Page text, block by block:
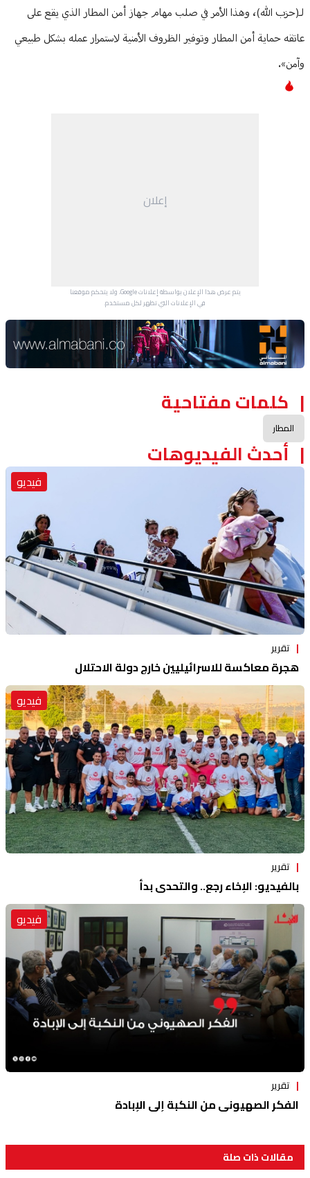
لـ(حزب الله)، وهذا الأمر في صلب مهام جهاز أمن المطار الذي يقع على
عاتقه حماية أمن المطار وتوفير الظروف الأمنية لاستمرار عمله بشكل طبيعي
وآمن».
إعلان
يتم عرض هذا الإعلان بواسطة إعلانات Google، ولا يتحكم موقعنا
في الإعلانات التي تظهر لكل مستخدم.
Advertisement Section
كلمات مفتاحية
المطار
أحدث الفيديوهات
فيديو
تقرير
هجرة معاكسة للاسرائيليين خارج دولة الاحتلال
فيديو
تقرير
بالفيديو: الإخاء رجع.. والتحدي بدأ
فيديو
تقرير
الفكر الصهيوني من النكبة إلى الإبادة
مقالات ذات صلة